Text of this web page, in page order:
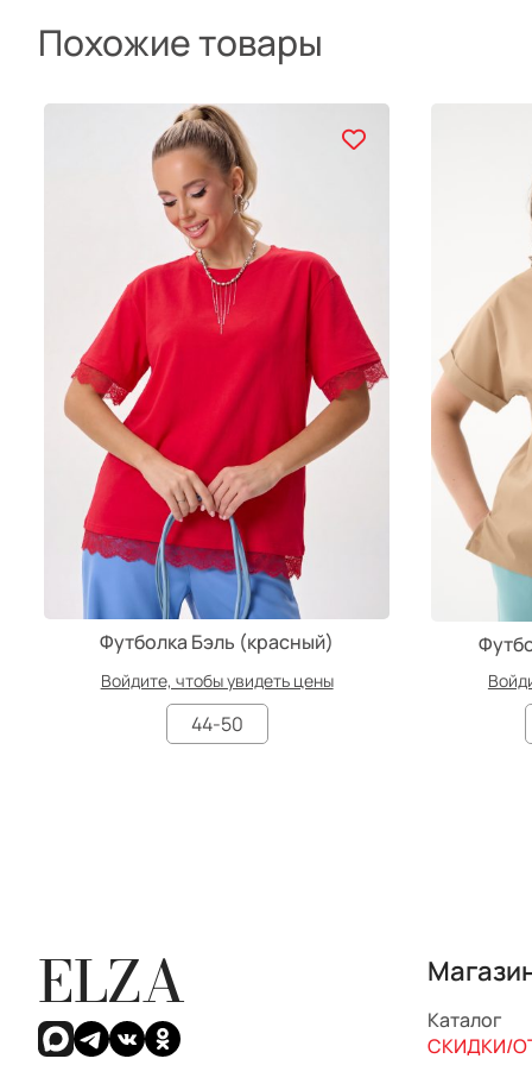
Похожие товары
Футболка Бэль (красный)
Войдите, чтобы увидеть цены
44-50
ELZA
Каталог
СКИДКИ/